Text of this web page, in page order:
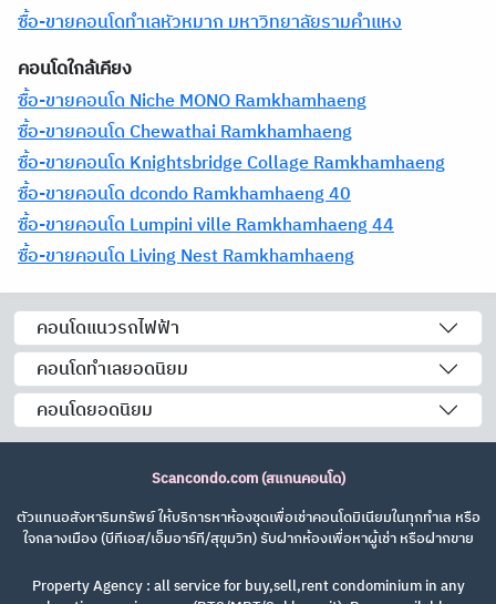
ซื้อ-ขายคอนโดทำเลหัวหมาก มหาวิทยาลัยรามคำแหง
คอนโดใกล้เคียง
ซื้อ-ขายคอนโด Niche MONO Ramkhamhaeng
ซื้อ-ขายคอนโด Chewathai Ramkhamhaeng
ซื้อ-ขายคอนโด Knightsbridge Collage Ramkhamhaeng
ซื้อ-ขายคอนโด dcondo Ramkhamhaeng 40
ซื้อ-ขายคอนโด Lumpini ville Ramkhamhaeng 44
ซื้อ-ขายคอนโด Living Nest Ramkhamhaeng
คอนโดแนวรถไฟฟ้า
คอนโดทำเลยอดนิยม
คอนโดยอดนิยม
Scancondo.com (สแกนคอนโด)
ตัวแทนอสังหาริมทรัพย์ ให้บริการหาห้องชุดเพื่อเช่าคอนโดมิเนียมในทุกทำเล หรือ
ใจกลางเมือง (บีทีเอส/เอ็มอาร์ที/สุขุมวิท) รับฝากห้องเพื่อหาผู้เช่า หรือฝากขาย
Property Agency : all service for buy,sell,rent condominium in any